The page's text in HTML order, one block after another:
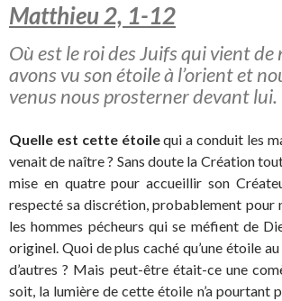
Matthieu 2, 1-12
Où est le roi des Juifs qui vient de
avons vu son étoile à l’orient et
venus nous prosterner devant lui.
Quelle est cette étoilequi a conduit les
venait de naître ? Sans doute la Création
mise en quatre pour accueillir son
respecté sa discrétion, probablement pour
les hommes pécheurs qui se méfient de
originel. Quoi de plus caché qu’une étoile
d’autres ? Mais peut-être était-ce une
soit, la lumière de cette étoile n’a pourtant